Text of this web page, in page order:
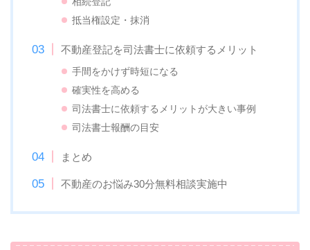
抵当権設定・抹消
不動産登記を司法書士に依頼するメリット
手間をかけず時短になる
確実性を高める
司法書士に依頼するメリットが大きい事例
司法書士報酬の目安
まとめ
不動産のお悩み30分無料相談実施中